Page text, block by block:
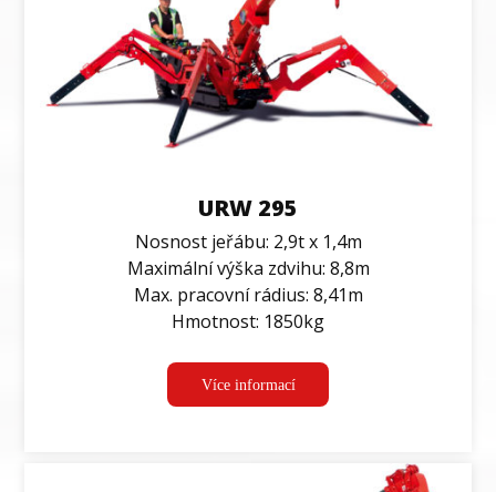
URW 295
Nosnost jeřábu: 2,9t x 1,4m
Maximální výška zdvihu: 8,8m
Max. pracovní rádius: 8,41m
Hmotnost: 1850kg
Více informací